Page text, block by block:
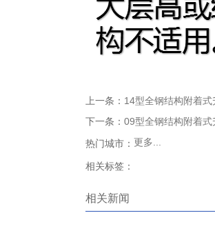
上一条： 14型全钢结构附着
下一条： 09型全钢结构附着式
热门城市： 更多...
相关标签：
相关新闻